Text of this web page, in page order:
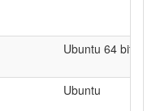
Ubuntu 64 bits
Ubuntu